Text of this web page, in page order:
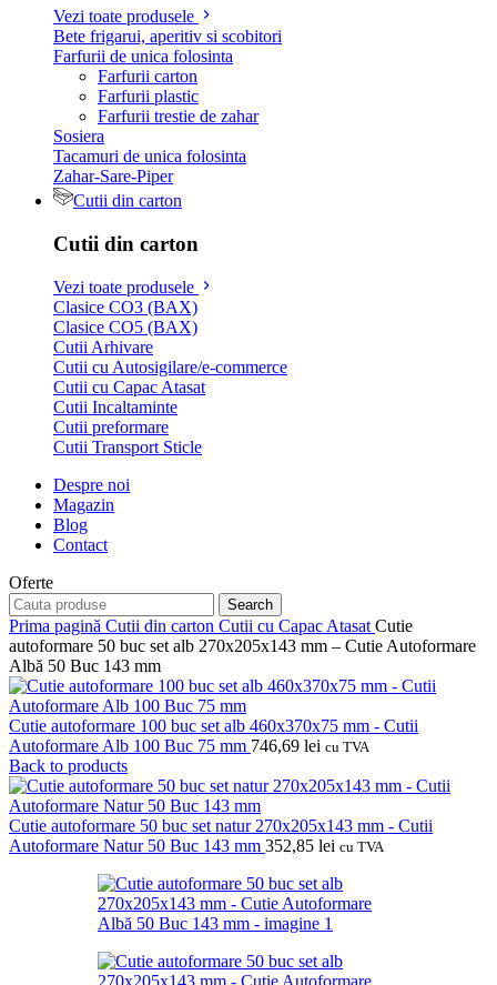
Vezi toate produsele
Bete frigarui, aperitiv si scobitori
Farfurii de unica folosinta
Farfurii carton
Farfurii plastic
Farfurii trestie de zahar
Sosiera
Tacamuri de unica folosinta
Zahar-Sare-Piper
Cutii din carton
Cutii din carton
Vezi toate produsele
Clasice CO3 (BAX)
Clasice CO5 (BAX)
Cutii Arhivare
Cutii cu Autosigilare/e-commerce
Cutii cu Capac Atasat
Cutii Incaltaminte
Cutii preformare
Cutii Transport Sticle
Despre noi
Magazin
Blog
Contact
Oferte
Search
Prima pagină Cutii din carton Cutii cu Capac Atasat Cutie
autoformare 50 buc set alb 270x205x143 mm – Cutie Autoformare
Albă 50 Buc 143 mm
Cutie autoformare 100 buc set alb 460x370x75 mm - Cutii
Autoformare Alb 100 Buc 75 mm 746,69 lei cu TVA
Back to products
Cutie autoformare 50 buc set natur 270x205x143 mm - Cutii
Autoformare Natur 50 Buc 143 mm 352,85 lei cu TVA